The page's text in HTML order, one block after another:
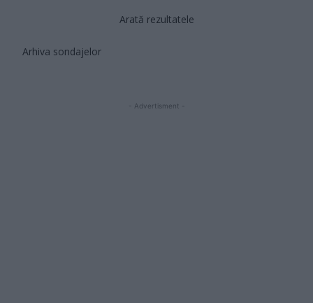
Arată rezultatele
Arhiva sondajelor
- Advertisment -